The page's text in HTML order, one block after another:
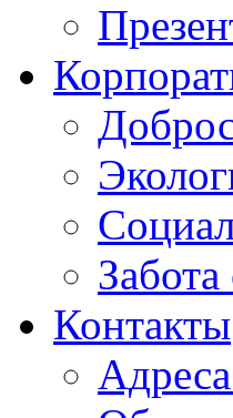
Контакты